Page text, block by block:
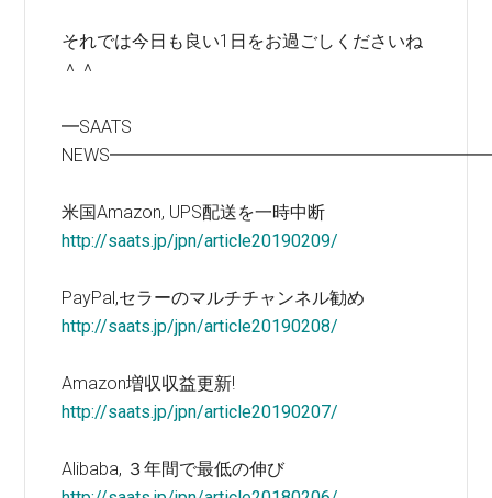
それでは今日も良い1日をお過ごしくださいね
＾＾
━SAATS
米国Amazon, UPS配送を一時中断
http://saats.jp/jpn/article20190209/
PayPal,セラーのマルチチャンネル勧め
http://saats.jp/jpn/article20190208/
Amazon増収収益更新!
http://saats.jp/jpn/article20190207/
Alibaba, ３年間で最低の伸び